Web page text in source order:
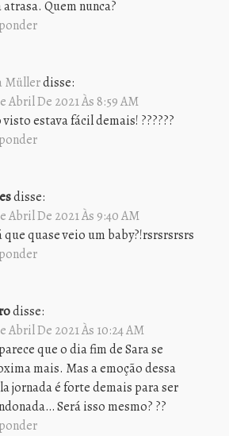
atrasa. Quem nunca?
Müllerdisse:
Abril De 2021 Às 8:59 AM
visto estava fácil demais! ??????
disse:
Abril De 2021 Às 9:40 AM
que quase veio um baby?!rsrsrsrsrs
disse:
Abril De 2021 Às 10:24 AM
que o dia fim de Sara se
mais. Mas a emoção dessa
jornada é forte demais para ser
Será isso mesmo? ??